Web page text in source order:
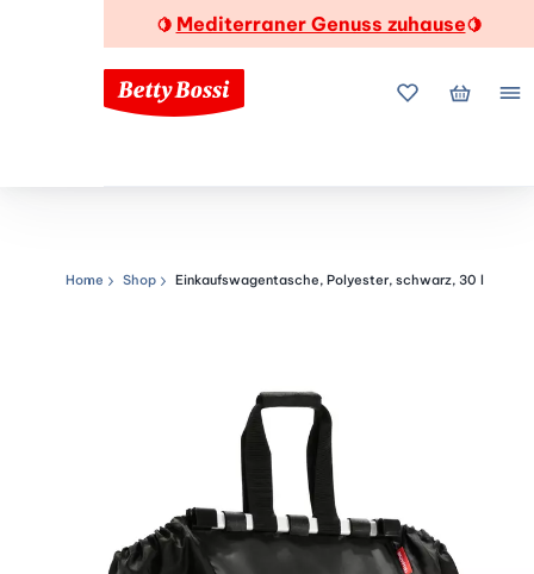
🍋 Mediterraner Genuss zuhause🍋
MeineMein
Navigationspfad
Home Shop Einkaufswagentasche, Polyester, schwarz, 30 l